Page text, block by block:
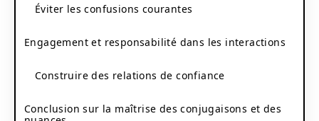
Éviter les confusions courantes
Engagement et responsabilité dans les interactions
Construire des relations de confiance
Conclusion sur la maîtrise des conjugaisons et des